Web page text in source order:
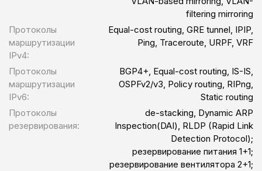
filtering mirroring
Протоколы
маршрутизации
IPv4:
Equal-cost routing, GRE tunnel, IPIP,
Ping, Traceroute, URPF, VRF
Протоколы
маршрутизации
IPv6:
BGP4+, Equal-cost routing, IS-IS,
OSPFv2/v3, Policy routing, RIPng,
Static routing
Протоколы
резервирования:
de-stacking, Dynamic ARP
Inspection(DAI), RLDP (Rapid Link
Detection Protocol);
резервирование питания 1+1;
резервирование вентилятора 2+1;